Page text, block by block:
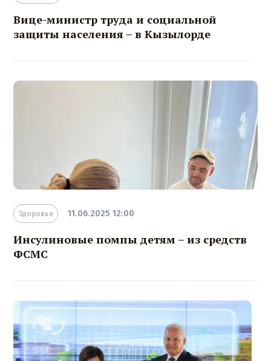
Вице-министр труда и социальной
защиты населения – в Кызылорде
Здоровье 11.06.2025 12:00
Инсулиновые помпы детям – из средств
ФСМС